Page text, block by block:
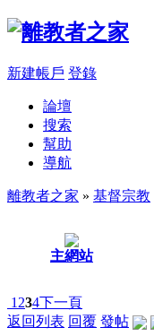
新建帳戶 登錄
論壇
搜索
幫助
導航
離教者之家 » 基督宗教
主網站
1 234下一頁
返回列表 回覆 發帖